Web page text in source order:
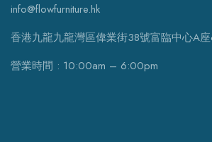
info@flowfurniture.hk
香港九龍九龍灣區偉業街38號富臨中心A
營業時間 : 10:00am – 6:00pm